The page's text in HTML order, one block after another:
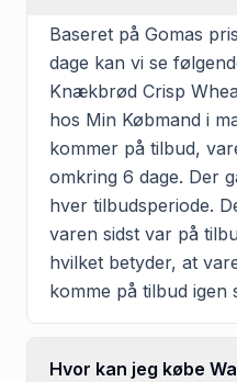
Baseret på Gomas
dage kan vi se
Knækbrød Crisp
hos Min Købmand i
kommer på tilbud,
omkring 6 dage. Der
hver tilbudsperiode.
varen sidst var på
hvilket betyder, at
komme på tilbud igen
Hvor kan jeg købe